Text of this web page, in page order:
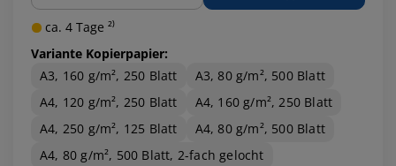
ca. 4 Tage ²⁾
Variante Kopierpapier:
A3, 160 g/m², 250 Blatt
A3, 80 g/m², 500 Blatt
A4, 120 g/m², 250 Blatt
A4, 160 g/m², 250 Blatt
A4, 250 g/m², 125 Blatt
A4, 80 g/m², 500 Blatt
A4, 80 g/m², 500 Blatt, 2-fach gelocht